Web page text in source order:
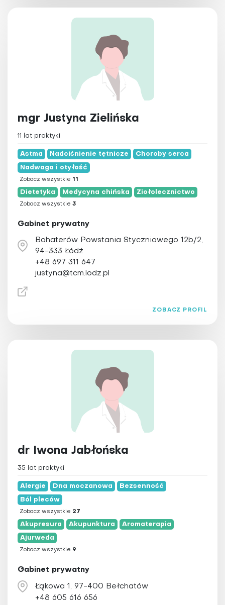
mgr Justyna Zielińska
11 lat praktyki
Astma Nadciśnienie tętnicze Choroby serca
Nadwaga i otyłość
Zobacz wszystkie 11
Dietetyka Medycyna chińska Ziołolecznictwo
Zobacz wszystkie 3
Gabinet prywatny
Bohaterów Powstania Styczniowego 12b/2,
94-333 Łódź
+48 697 311 647
justyna@tcm.lodz.pl
ZOBACZ PROFIL
dr Iwona Jabłońska
35 lat praktyki
Alergie Dna moczanowa Bezsenność
Ból pleców
Zobacz wszystkie 27
Akupresura Akupunktura Aromaterapia
Ajurweda
Zobacz wszystkie 9
Gabinet prywatny
Łąkowa 1, 97-400 Bełchatów
+48 605 616 656